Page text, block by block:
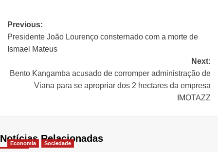
Previous:
Presidente João Lourenço consternado com a morte de
Ismael Mateus
Next:
Bento Kangamba acusado de corromper administração de
Viana para se apropriar dos 2 hectares da empresa
IMOTAZZ
Notícias Relacionadas
Economia Sociedade